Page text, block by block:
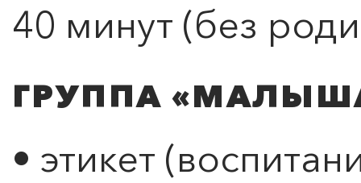
40 минут (без
ГРУППА
• этикет